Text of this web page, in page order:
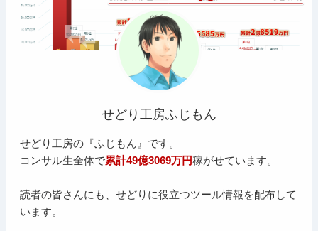
せどり工房ふじもん
せどり工房の『ふじもん』です。
コンサル生全体で累計49億3069万円稼がせています。
読者の皆さんにも、せどりに役立つツール情報を配布して
います。